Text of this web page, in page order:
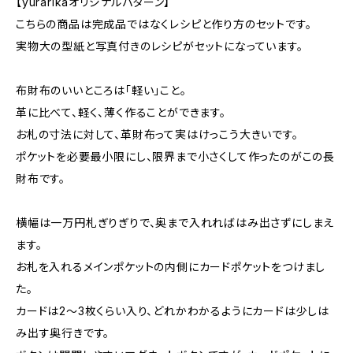
こちらの商品は完成品ではなくレシピと作り方のセットです。
実物大の型紙と写真付きのレシピがセットになっています。
布財布のいいところは「軽い」こと。
革に比べて、軽く、薄く作ることができます。
お札の寸法に対して、革財布って実はけっこう大きいです。
ポケットを必要最小限にし、限界まで小さくして作ったのがこの長
財布です。
横幅は一万円札ぎりぎりで、奥まで入れればはみ出さずにしまえ
ます。
お札を入れるメインポケットの内側にカードポケットをつけまし
た。
カードは2～3枚くらい入り、どれかわかるようにカードは少しは
み出す奥行きです。